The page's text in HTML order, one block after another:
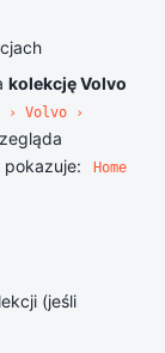
kolekcję Volvo
› Volvo ›
Home
(jeśli